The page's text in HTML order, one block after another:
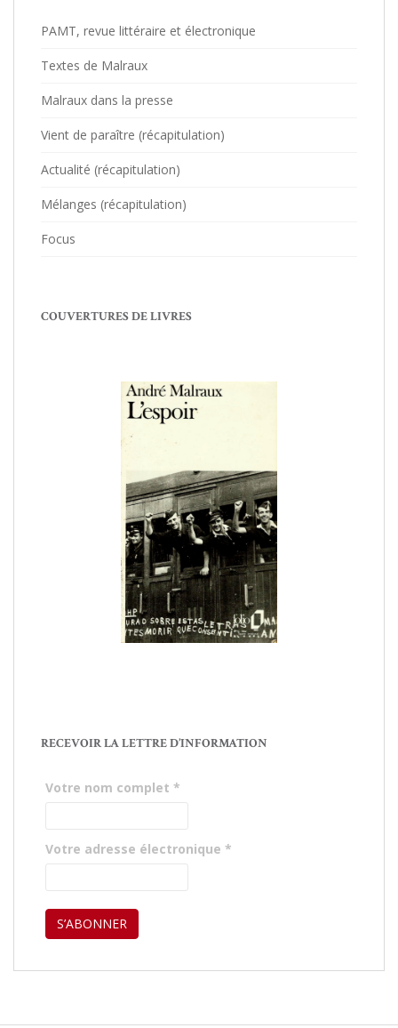
PAMT, revue littéraire et électronique
Textes de Malraux
Malraux dans la presse
Vient de paraître (récapitulation)
Actualité (récapitulation)
Mélanges (récapitulation)
Focus
COUVERTURES DE LIVRES
RECEVOIR LA LETTRE D’INFORMATION
Votre nom complet *
Votre adresse électronique *